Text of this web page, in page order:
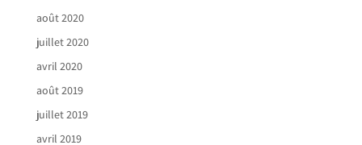
août 2020
juillet 2020
avril 2020
août 2019
juillet 2019
avril 2019